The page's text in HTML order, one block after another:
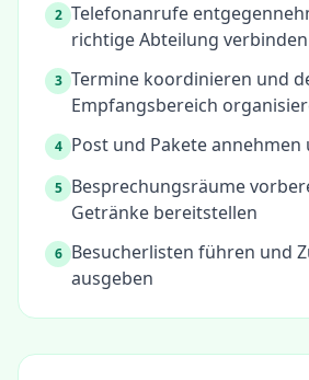
2 Telefonanrufe
richtige Abteilung verbinden
3 Termine koordinieren und
Empfangsbereich
4 Post und Pakete annehmen
5 Besprechungsräume
Getränke bereitstellen
6 Besucherlisten führen und
ausgeben